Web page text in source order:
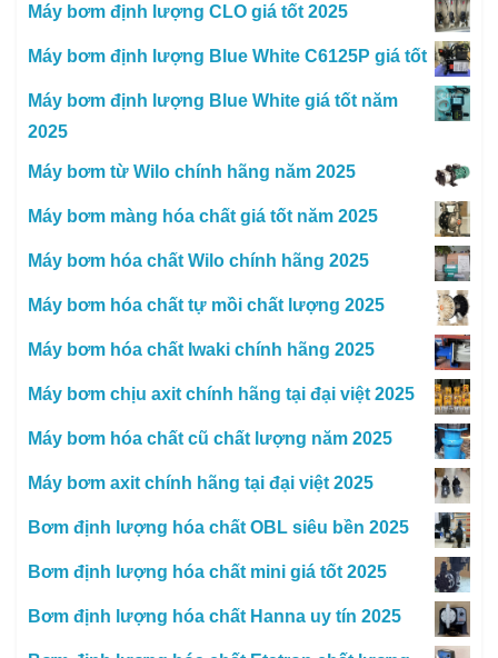
Máy bơm định lượng CLO giá tốt 2025
Máy bơm định lượng Blue White C6125P giá tốt
Máy bơm định lượng Blue White giá tốt năm
2025
Máy bơm từ Wilo chính hãng năm 2025
Máy bơm màng hóa chất giá tốt năm 2025
Máy bơm hóa chất Wilo chính hãng 2025
Máy bơm hóa chất tự mồi chất lượng 2025
Máy bơm hóa chất Iwaki chính hãng 2025
Máy bơm chịu axit chính hãng tại đại việt 2025
Máy bơm hóa chất cũ chất lượng năm 2025
Máy bơm axit chính hãng tại đại việt 2025
Bơm định lượng hóa chất OBL siêu bền 2025
Bơm định lượng hóa chất mini giá tốt 2025
Bơm định lượng hóa chất Hanna uy tín 2025